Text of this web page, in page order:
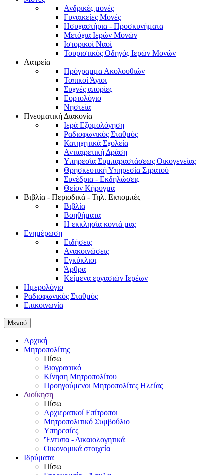
Ανδρικές μονές
Γυναικείες Μονές
Ησυχαστήρια - Προσκυνήματα
Μετόχια Ιερών Μονών
Ιστορικοί Ναοί
Τουριστικός Οδηγός Ιερών Μονών
Λατρεία
Πρόγραμμα Ακολουθιών
Τοπικοί Άγιοι
Συχνές απορίες
Εορτολόγιο
Νηστεία
Πνευματική Διακονία
Ιερά Εξομολόγηση
Ραδιοφωνικός Σταθμός
Κατηχητικά Σχολεία
Αντιαιρετική Δράση
Υπηρεσία Συμπαραστάσεως Οικογενείας
Θρησκευτική Υπηρεσία Στρατού
Συνέδρια - Εκδηλώσεις
Θείον Κήρυγμα
Βιβλία - Περιοδικά - Τηλ. Εκπομπές
Βιβλία
Βοηθήματα
Η εκκλησία κοντά μας
Ενημέρωση
Ειδήσεις
Ανακοινώσεις
Εγκύκλιοι
Άρθρα
Κείμενα εργασιών Ιερέων
Ημερολόγιο
Ραδιοφωνικός Σταθμός
Επικοινωνία
Μενού
Αρχική
Μητροπολίτης
Πίσω
Βιογραφικό
Κίνηση Μητροπολίτου
Προηγούμενοι Μητροπολίτες Ηλείας
Διοίκηση
Πίσω
Αρχιερατκοί Επίτροποι
Μητροπολιτικό Συμβούλιο
Υπηρεσίες
'Έντυπα - Δικαιολογητικά
Οικονομικά στοιχεία
Ιδρύματα
Πίσω